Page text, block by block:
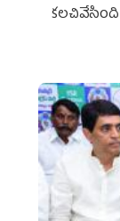
కలచివేసింది